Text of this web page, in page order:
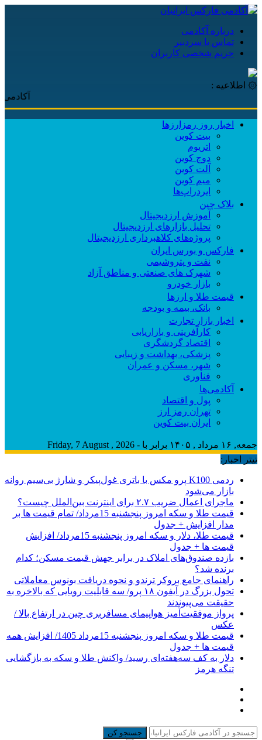
درباره آکادمی
تماس با سردبیر
حریم شخصی کاربران
۞ اطلاعیه :
آکادمی
اخبار روز رمزارزها
بیت کوین
اتریوم
دوج کوین
آلت کوین
میم کوین‌
ایردراپ‌ها
بلاک چین
آموزش ارزدیجیتال
تحلیل بازارهای ارزدیجیتال
پروژه‌های کلاهبرداری ارزدیجیتال
فارکس و بورس ایران
نفت و پتروشیمی
شهرک های صنعتی و مناطق آزاد
بازار خودرو
قیمت طلا و ارزها
بانک، بیمه و بودجه
اخبار بازار تجارت
کارآفرینی و بازاریابی
اقتصاد گردشگری
پزشکی، بهداشت و زیبایی
شهر، مسکن و عمران
فناوری
آکادمی‌ها
پول و اقتصاد
تهران رمز ارز
ایران بیت کوین
جمعه, ۱۶ مرداد , ۱۴۰۵ برابر با - Friday, 7 August , 2026
تیتر اخبار:
ردمی K100 پرو مکس با باتری غول‌پیکر و شارژ بی‌سیم روانه
بازار می‌شود
ماجرای اعمال ضریب ۲.۷ برای اینترنت بین‌الملل چیست؟
قیمت طلا و سکه امروز پنجشنبه 15مرداد/ تمام قیمت ها بر
مدار افزایش + جدول
قیمت طلا، دلار و سکه امروز پنجشنبه 15مرداد/ افزایش
قیمت ها + جدول
بازده صندوق‌های املاک در برابر جهش قیمت مسکن؛ کدام
برنده شد؟
راهنمای جامع بروکر ترندو و نحوه دریافت بونوس معاملاتی
تحول بزرگ در آیفون ۱۸ پرو/ سه قابلیت رویایی که بالاخره به
حقیقت می‌پیوندند
پرواز موفقیت‌آمیز هواپیمای مسافربری چین در ارتفاع بالا /
عکس
قیمت طلا و سکه امروز پنجشنبه 15مرداد 1405/ افزایش همه
قیمت ها + جدول
دلار به کف سه‌هفته‌ای رسید/ واکنش طلا و سکه به بازگشایی
تنگه هرمز
جستجو کن